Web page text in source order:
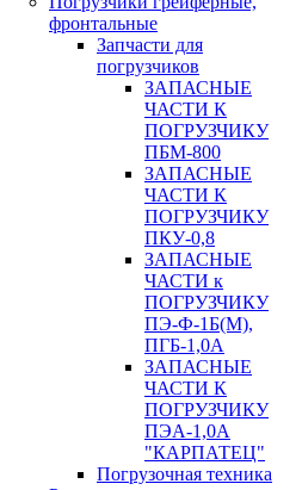
фронтальные
Запчасти для
погрузчиков
ЗАПАСНЫЕ
ЧАСТИ К
ПОГРУЗЧИКУ
ПБМ-800
ЗАПАСНЫЕ
ЧАСТИ К
ПОГРУЗЧИКУ
ПКУ-0,8
ЗАПАСНЫЕ
ЧАСТИ к
ПОГРУЗЧИКУ
ПЭ-Ф-1Б(М),
ПГБ-1,0А
ЗАПАСНЫЕ
ЧАСТИ К
ПОГРУЗЧИКУ
ПЭА-1,0А
"КАРПАТЕЦ"
Погрузочная техника